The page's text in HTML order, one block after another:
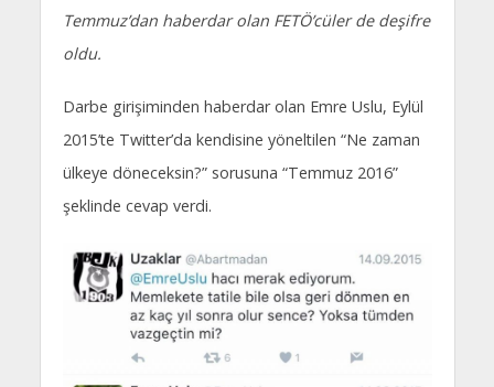
Temmuz’dan haberdar olan FETÖ’cüler de deşifre
oldu.
Darbe girişiminden haberdar olan Emre Uslu, Eylül
2015’te Twitter’da kendisine yöneltilen “Ne zaman
ülkeye döneceksin?” sorusuna “Temmuz 2016”
şeklinde cevap verdi.